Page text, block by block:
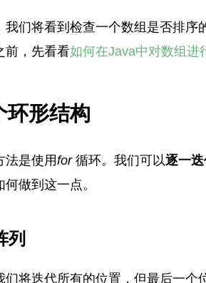
我们将看到检查一个数组是否排序
前，先看看如何在Java中对数组进
环形结构
法是使用for 循环。我们可以逐一
做到这一点。
列
们将迭代所有的位置，但最后一